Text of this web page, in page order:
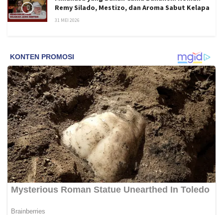
Remy Silado, Mestizo, dan Aroma Sabut Kelapa
31 MEI 2026